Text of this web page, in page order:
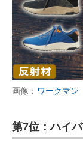
画像： ワークマン
第7位：ハイ